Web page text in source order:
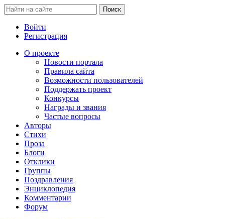
Войти
Регистрация
О проекте
Новости портала
Правила сайта
Возможности пользователей
Поддержать проект
Конкурсы
Награды и звания
Частые вопросы
Авторы
Стихи
Проза
Блоги
Отклики
Группы
Поздравления
Энциклопедия
Комментарии
Форум